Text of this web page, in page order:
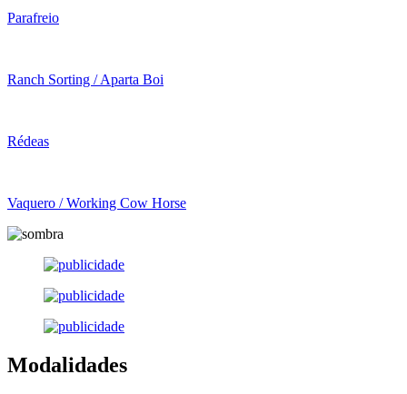
Parafreio
Ranch Sorting / Aparta Boi
Rédeas
Vaquero / Working Cow Horse
Modalidades